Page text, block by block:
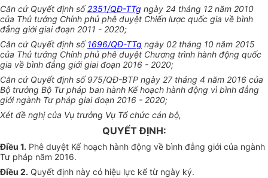
Căn cứ Quyết định số2351/QĐ-TTg ngày 24 tháng 12 năm 2010
của Thủ tướng Chính phủ phê duyệt Chiến lược quốc gia về bình
đẳng giới giai đoạn 2011 - 2020;
Căn cứ Quyết định số1696/QĐ-TTg ngày 02 tháng 10 năm 2015
của Thủ tướng Chính phủ phê duyệt Chương trình hành động quốc
gia về bình đẳng giới giai đoạn 2016 - 2020;
Căn cứ Quyết định số975/QĐ-BTP ngày 27 tháng 4 năm 2016 của
Bộ trưởng Bộ Tư pháp ban hành Kế hoạch hành động vì bình đẳng
giới ngành Tư pháp giai đoạn 2016 - 2020;
Xét đề nghị của Vụ trưởng Vụ Tổ chức cán bộ,
QUYẾT ĐỊNH:
Điều 1. Phê duyệt Kế hoạch hành động về bình đẳng giới của ngành
Tư pháp năm 2016.
Điều 2. Quyết định này có hiệu lực kể từ ngày ký.